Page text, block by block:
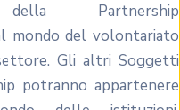
Partnership
mondo del volontariato
Gli altri Soggetti
potranno appartenere